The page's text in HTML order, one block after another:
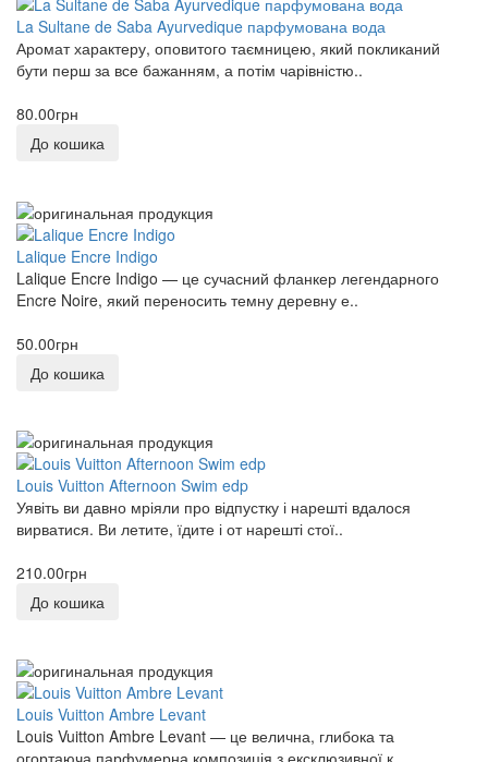
0
Reinvented
Roja Parfums
0
0
TIFFANY CO
0
Tiziana Terenzi
0
0
TRUSSARDI
0
VERTUS
0
La Sultane de Saba Ayurvedique парфумована вода
Аромат характеру, оповитого таємницею, який покликаний
бути перш за все бажанням, а потім чарівністю..
80.00грн
До кошика
Lalique Encre Indigo
Lalique Encre Indigo — це сучасний фланкер легендарного
Encre Noire, який переносить темну деревну е..
50.00грн
До кошика
Louis Vuitton Afternoon Swim edp
Уявіть ви давно мріяли про відпустку і нарешті вдалося
вирватися. Ви летите, їдите і от нарешті стої..
210.00грн
До кошика
Louis Vuitton Ambre Levant
Louis Vuitton Ambre Levant — це велична, глибока та